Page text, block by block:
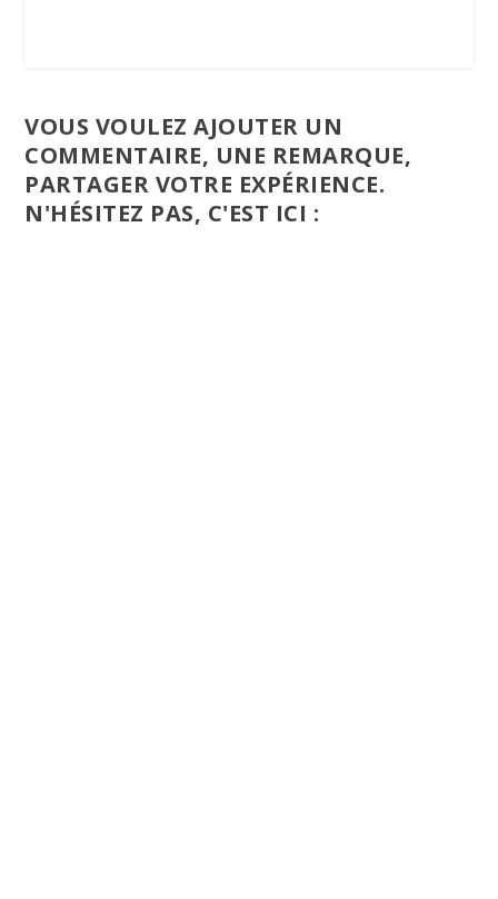
VOUS VOULEZ AJOUTER UN
COMMENTAIRE, UNE REMARQUE,
PARTAGER VOTRE EXPÉRIENCE.
N'HÉSITEZ PAS, C'EST ICI :